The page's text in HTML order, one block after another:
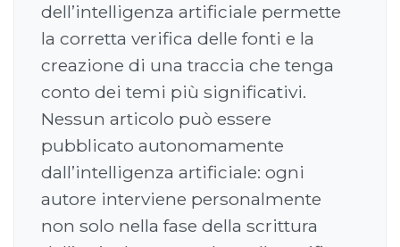
dell’intelligenza artificiale permette
la corretta verifica delle fonti e la
creazione di una traccia che tenga
conto dei temi più significativi.
Nessun articolo può essere
pubblicato autonomamente
dall’intelligenza artificiale: ogni
autore interviene personalmente
non solo nella fase della scrittura